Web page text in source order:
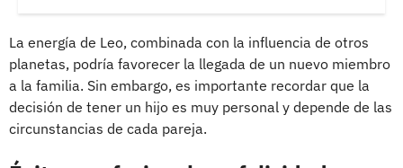
La energía de Leo, combinada con la influencia de otros
planetas, podría favorecer la llegada de un nuevo miembro
a la familia. Sin embargo, es importante recordar que la
decisión de tener un hijo es muy personal y depende de las
circunstancias de cada pareja.